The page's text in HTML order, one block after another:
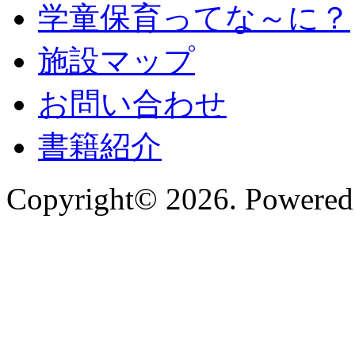
学童保育ってな～に？
施設マップ
お問い合わせ
書籍紹介
Copyright© 2026.